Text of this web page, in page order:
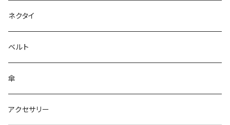
ネクタイ
ベルト
傘
アクセサリー